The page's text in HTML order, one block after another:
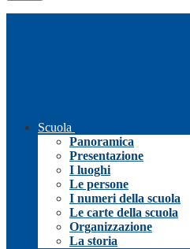
Scuola
Panoramica
Presentazione
I luoghi
Le persone
I numeri della scuola
Le carte della scuola
Organizzazione
La storia